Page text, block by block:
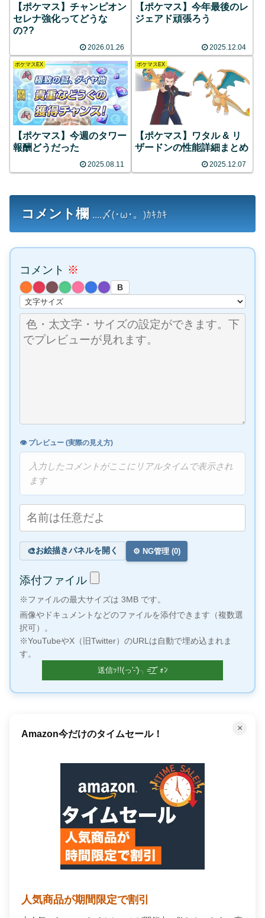
【ポケマス】チャンピオン
セレナ強化ってどうな
の??
2026.01.26
【ポケマス】今年最後のレ
ジェアド頑張ろう
2025.12.04
ポケマスEX
【ポケマス】今週のタワー
報酬どうだった
2025.08.11
ポケマスEX
【ポケマス】ワタル & リ
ザードンの性能詳細まとめ
2025.12.07
コメント欄 ....〆(･ω･。)ｶｷｶｷ
コメント ※
B
👁️ プレビュー (実際の見え方)
入力したコメントがここにリアルタイムで表示され
ます
🎨お絵描きパネルを開く ⚙️ NG管理 (0)
添付ファイル
※ファイルの最大サイズは 3MB です。
画像やドキュメントなどのファイルを添付できます（複数選
択可）。
※YouTubeやX（旧Twitter）のURLは自動で埋め込まれま
す。
×
Amazon今だけのタイムセール！
人気商品が期間限定で割引